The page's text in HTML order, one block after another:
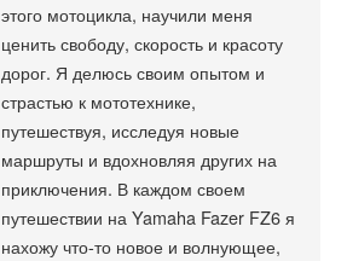
этого мотоцикла, научили меня
ценить свободу, скорость и красоту
дорог. Я делюсь своим опытом и
страстью к мототехнике,
путешествуя, исследуя новые
маршруты и вдохновляя других на
приключения. В каждом своем
путешествии на Yamaha Fazer FZ6 я
нахожу что-то новое и волнующее,